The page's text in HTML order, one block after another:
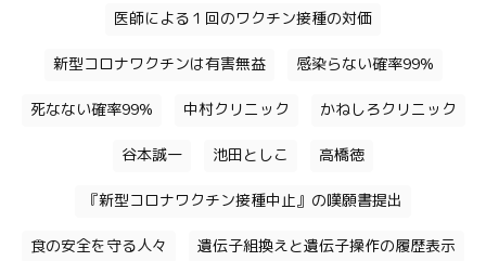
医師による１回のワクチン接種の対価
新型コロナワクチンは有害無益 感染らない確率99%
死なない確率99% 中村クリニック かねしろクリニック
谷本誠一 池田としこ 高橋徳
『新型コロナワクチン接種中止』の嘆願書提出
食の安全を守る人々 遺伝子組換えと遺伝子操作の履歴表示